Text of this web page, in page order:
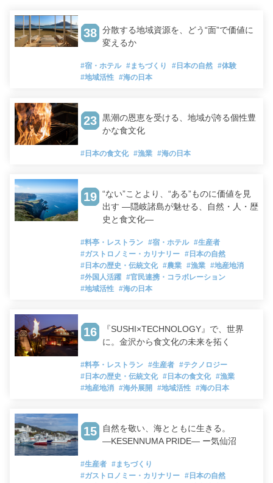
38 分散する地域資源を、どう“面”で価値に
変えるか
#宿・ホテル #まちづくり #日本の自然 #体験
#地域活性 #海の日本
23 黒潮の恩恵を受ける、地域が誇る個性豊
かな食文化
#日本の食文化 #漁業 #海の日本
19 “ない”ことより、“ある”ものに価値を見
出す ―隠岐諸島が魅せる、自然・人・歴
史と食文化―
#料亭・レストラン #宿・ホテル #生産者
#ガストロノミー・カリナリー #日本の自然
#日本の歴史・伝統文化 #農業 #漁業 #地産地消
#外国人活躍 #官民連携・コラボレーション
#地域活性 #海の日本
16
『SUSHI×TECHNOLOGY』で、世界
に。金沢から食文化の未来を拓く
#料亭・レストラン #生産者 #テクノロジー
#日本の歴史・伝統文化 #日本の食文化 #漁業
#地産地消 #海外展開 #地域活性 #海の日本
15
自然を敬い、海とともに生きる。
―KESENNUMA PRIDE― ー気仙沼
#生産者 #まちづくり
#ガストロノミー・カリナリー #日本の自然